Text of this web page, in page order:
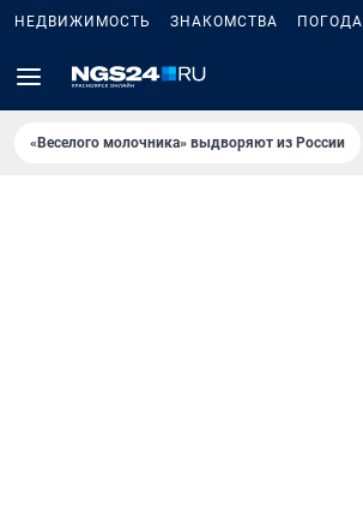
НЕДВИЖИМОСТЬ ЗНАКОМСТВА ПОГОДА
«Веселого молочника» выдворяют из России